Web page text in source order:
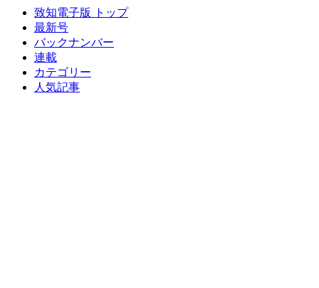
致知電子版 トップ
最新号
バックナンバー
連載
カテゴリー
人気記事